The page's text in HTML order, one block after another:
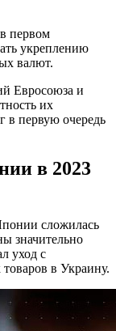
первом
укреплению
валют.
Евросоюза и
их
в первую очередь
в 2023
сложилась
значительно
уход с
в Украину.